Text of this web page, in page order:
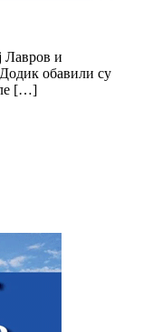
Лавров и
обавили су
[…]